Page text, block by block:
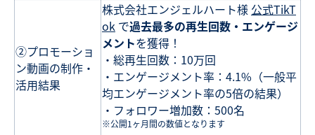
②プロモーショ
ン動画の制作・
活用結果
株式会社エンジェルハート様 公式TikT
ok で過去最多の再生回数・エンゲージ
メントを獲得！
・総再生回数：10万回
・エンゲージメント率：4.1%（一般平
均エンゲージメント率の5倍の結果）
・フォロワー増加数：500名
※公開1ヶ月間の数値となります